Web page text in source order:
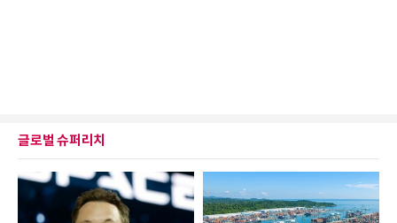
글로벌 슈퍼리치